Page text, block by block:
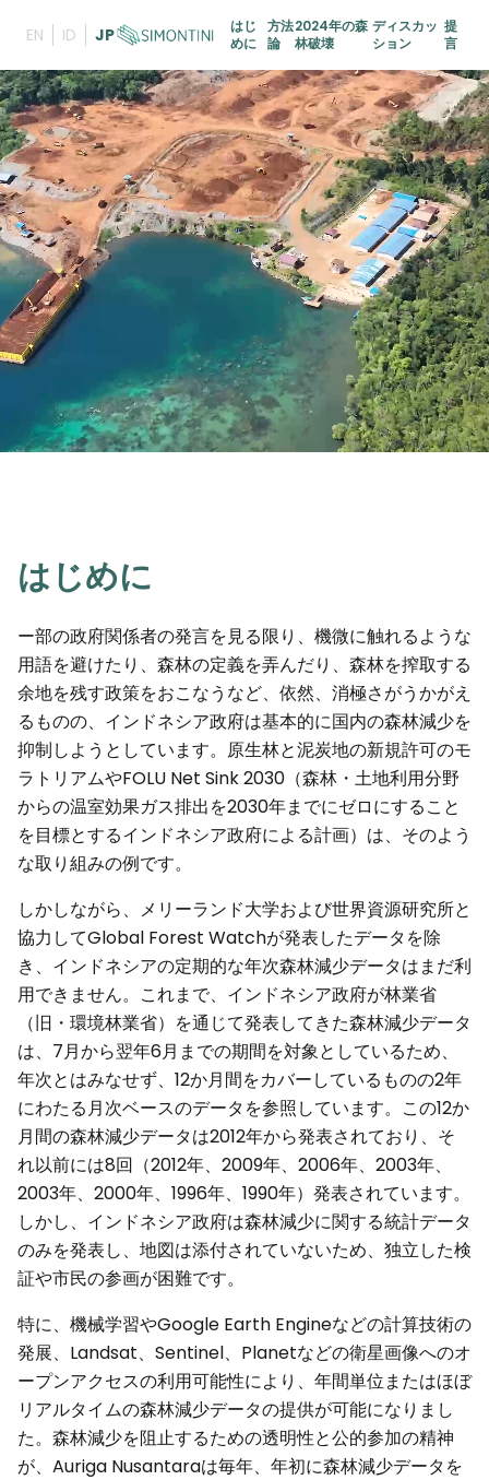
EN ID JP
はじ
めに
方法
論
2024年の森
林破壊
ディスカッ
ション
提
言
はじめに
ー部の政府関係者の発言を見る限り、機微に触れるような
用語を避けたり、森林の定義を弄んだり、森林を搾取する
余地を残す政策をおこなうなど、依然、消極さがうかがえ
るものの、インドネシア政府は基本的に国内の森林減少を
抑制しようとしています。原生林と泥炭地の新規許可のモ
ラトリアムやFOLU Net Sink 2030（森林・土地利用分野
からの温室効果ガス排出を2030年までにゼロにすること
を目標とするインドネシア政府による計画）は、そのよう
な取り組みの例です。
しかしながら、メリーランド大学および世界資源研究所と
協力してGlobal Forest Watchが発表したデータを除
き、インドネシアの定期的な年次森林減少データはまだ利
用できません。これまで、インドネシア政府が林業省
（旧・環境林業省）を通じて発表してきた森林減少データ
は、7月から翌年6月までの期間を対象としているため、
年次とはみなせず、12か月間をカバーしているものの2年
にわたる月次ベースのデータを参照しています。この12か
月間の森林減少データは2012年から発表されており、そ
れ以前には8回（2012年、2009年、2006年、2003年、
2003年、2000年、1996年、1990年）発表されています。
しかし、インドネシア政府は森林減少に関する統計データ
のみを発表し、地図は添付されていないため、独立した検
証や市民の参画が困難です。
特に、機械学習やGoogle Earth Engineなどの計算技術の
発展、Landsat、Sentinel、Planetなどの衛星画像へのオ
ープンアクセスの利用可能性により、年間単位またはほぼ
リアルタイムの森林減少データの提供が可能になりまし
た。森林減少を阻止するための透明性と公的参加の精神
が、Auriga Nusantaraは毎年、年初に森林減少データを